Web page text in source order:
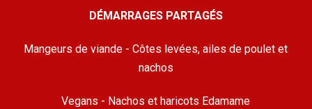
DÉMARRAGES PARTAGÉS
Mangeurs de viande - Côtes levées, ailes de poulet et
nachos
Vegans - Nachos et haricots Edamame